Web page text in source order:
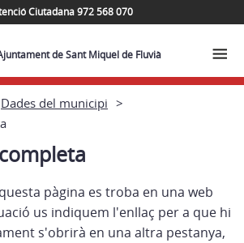
Ciutadana 972 568 070
de Sant Miquel de Fluvià
Dades del municipi
pàgina es troba en una web
us indiquem l'enllaç per a que hi
s'obrirà en una altra pestanya,